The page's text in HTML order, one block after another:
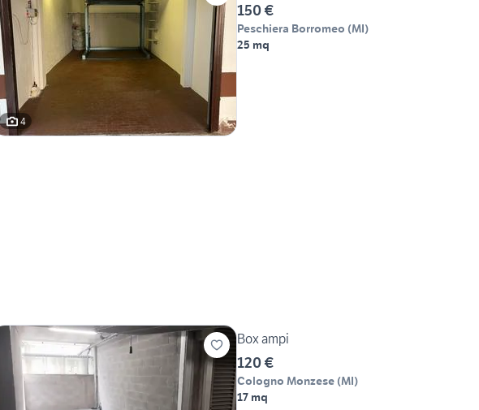
4
150 €
Peschiera Borromeo (MI)
25 mq
Box ampi
120 €
Cologno Monzese (MI)
17 mq